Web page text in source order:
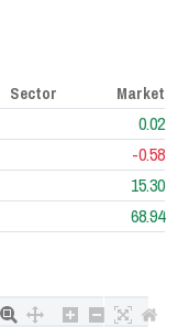
Sector
Market
0.02
-0.58
15.30
68.94